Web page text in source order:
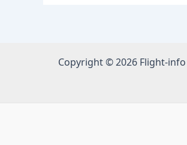
Copyright © 2026 Flight-